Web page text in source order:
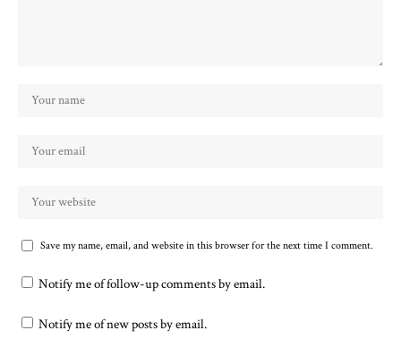
Save my name, email, and website in this browser for the next time I comment.
Notify me of follow-up comments by email.
Notify me of new posts by email.